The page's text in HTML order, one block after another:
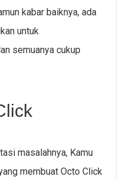
kabar baiknya, ada
untuk
semuanya cukup
masalahnya, Kamu
membuat Octo Click